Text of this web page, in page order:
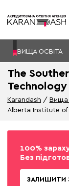
ВИЩА ОСВІТА
The
Technology
Karandash Вища
Alberta Institute of
100%
Без
ЗАЛИШИТИ